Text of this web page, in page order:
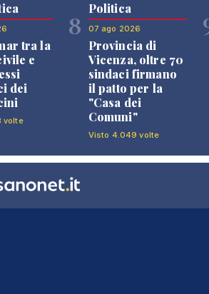
tra la
e
dei
volte
8
Politica
07 ago 2026
Provincia di
Vicenza, oltre 70
sindaci firmano
il patto per la
"Casa dei
Comuni"
Visto 4.049 volte